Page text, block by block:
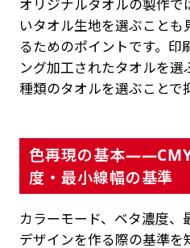
オリジナルタオルの製作
いタオル生地を選ぶこと
るためのポイントです。印
ング加工されたタオルを
種類のタオルを選ぶことで
色再現の基本
度・最小線幅の基準
カラーモード、ベタ濃度
デザインを作る際の基準を